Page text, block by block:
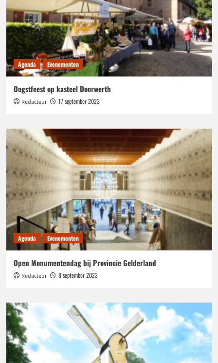
Agenda Evenementen
Oogstfeest op kasteel Doorwerth
Redacteur 17 september 2023
Agenda Evenementen
Open Monumentendag bij Provincie Gelderland
Redacteur 8 september 2023